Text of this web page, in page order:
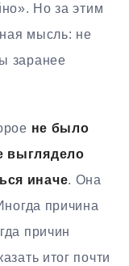
Но за этим
мысль: не
заранее
не было
выглядело
иначе. Она
причина
причин
итог почти